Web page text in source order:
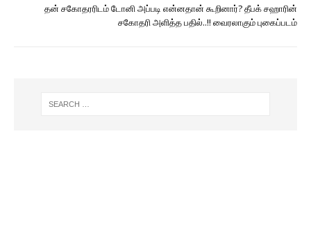
தன் சகோதரரிடம் டோனி அப்படி என்னதான் கூறினார்? தீபக் சஹாரின்
சகோதரி அளித்த பதில்..!! வைரலாகும் புகைப்படம்